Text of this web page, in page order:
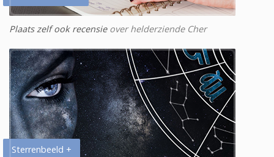
Plaats zelf ook recensieover helderziende Cher
Sterrenbeeld +